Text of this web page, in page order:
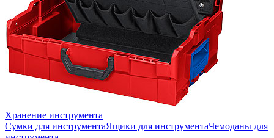
Хранение инструмента
Сумки для инструментаЯщики для инструментаЧемоданы для